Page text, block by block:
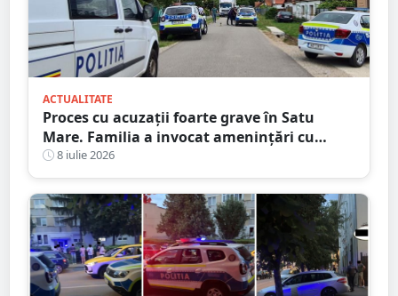
ACTUALITATE
Proces cu acuzații foarte grave în Satu
Mare. Familia a invocat amenințări cu
moartea, dar a pierdut în instanță
8 iulie 2026